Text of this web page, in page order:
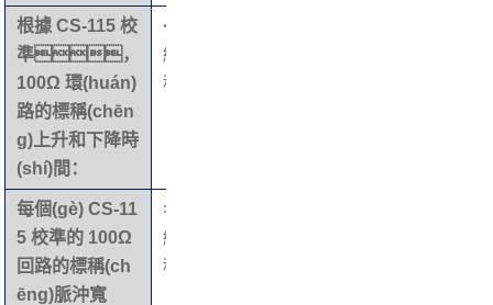
根據 CS-115 校
準，
100Ω 環(huán)
路的標稱(chēn
g)上升和下降時
(shí)間：
<2
納
秒
每個(gè) CS-11
5 校準的 100Ω
回路的標稱(ch
ēng)脈沖寬
>30
納
秒